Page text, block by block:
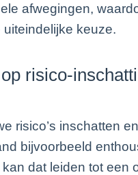
afwegingen,
keuze.
risico-
risico’s inschatten
bijvoorbeeld
dat leiden tot een